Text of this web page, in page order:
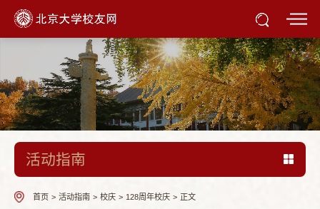
活动指南
首页 > 活动指南 > 校庆 > 128周年校庆 > 正文